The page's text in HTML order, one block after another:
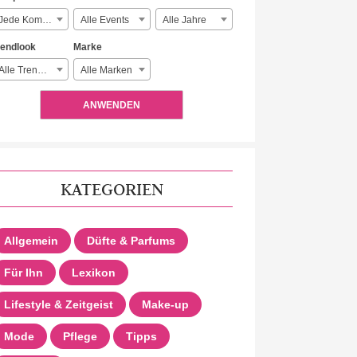
Jede Komplexität Alle Events Alle Jahre
Alle Trendlooks
Marke
Alle Marken
ANWENDEN
KATEGORIEN
Allgemein Düfte & Parfums
Für Ihn Lexikon
Lifestyle & Zeitgeist Make-up
Mode Pflege Tipps